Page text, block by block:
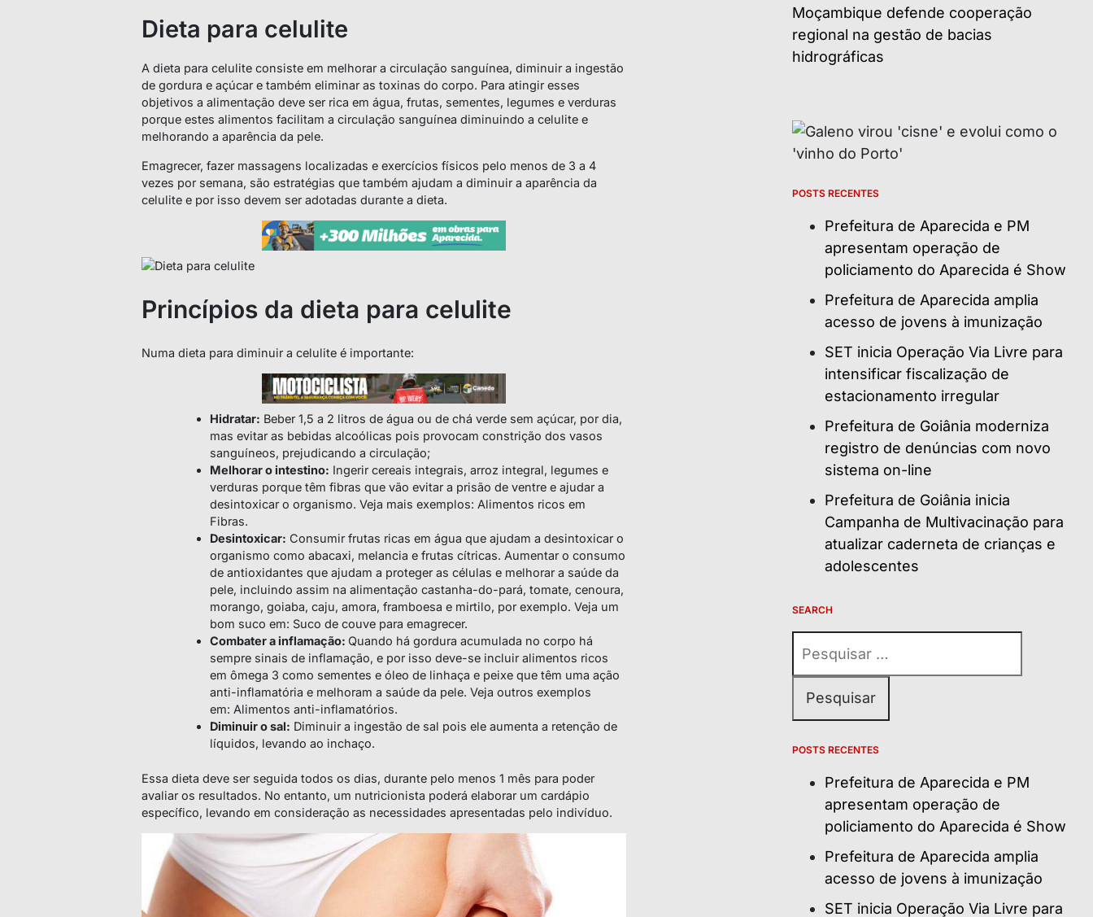
Dieta para celulite
A dieta para celulite consiste em melhorar a circulação sanguínea, diminuir a ingestão
de gordura e açúcar e também eliminar as toxinas do corpo. Para atingir esses
objetivos a alimentação deve ser rica em água, frutas, sementes, legumes e verduras
porque estes alimentos facilitam a circulação sanguínea diminuindo a celulite e
melhorando a aparência da pele.
Emagrecer, fazer massagens localizadas e exercícios físicos pelo menos de 3 a 4
vezes por semana, são estratégias que também ajudam a diminuir a aparência da
celulite e por isso devem ser adotadas durante a dieta.
Princípios da dieta para celulite
Numa dieta para diminuir a celulite é importante:
Hidratar: Beber 1,5 a 2 litros de água ou de chá verde sem açúcar, por dia,
mas evitar as bebidas alcoólicas pois provocam constrição dos vasos
sanguíneos, prejudicando a circulação;
Melhorar o intestino: Ingerir cereais integrais, arroz integral, legumes e
verduras porque têm fibras que vão evitar a prisão de ventre e ajudar a
desintoxicar o organismo. Veja mais exemplos: Alimentos ricos em
Fibras.
Desintoxicar: Consumir frutas ricas em água que ajudam a desintoxicar o
organismo como abacaxi, melancia e frutas cítricas. Aumentar o consumo
de antioxidantes que ajudam a proteger as células e melhorar a saúde da
pele, incluindo assim na alimentação castanha-do-pará, tomate, cenoura,
morango, goiaba, caju, amora, framboesa e mirtilo, por exemplo. Veja um
bom suco em: Suco de couve para emagrecer.
Combater a inflamação: Quando há gordura acumulada no corpo há
sempre sinais de inflamação, e por isso deve-se incluir alimentos ricos
em ômega 3 como sementes e óleo de linhaça e peixe que têm uma ação
anti-inflamatória e melhoram a saúde da pele. Veja outros exemplos
em: Alimentos anti-inflamatórios.
Diminuir o sal: Diminuir a ingestão de sal pois ele aumenta a retenção de
líquidos, levando ao inchaço.
Essa dieta deve ser seguida todos os dias, durante pelo menos 1 mês para poder
avaliar os resultados. No entanto, um nutricionista poderá elaborar um cardápio
específico, levando em consideração as necessidades apresentadas pelo indivíduo.
Moçambique defende cooperação
regional na gestão de bacias
hidrográficas
POSTS RECENTES
Prefeitura de Aparecida e PM
apresentam operação de
policiamento do Aparecida é Show
Prefeitura de Aparecida amplia
acesso de jovens à imunização
SET inicia Operação Via Livre para
intensificar fiscalização de
estacionamento irregular
Prefeitura de Goiânia moderniza
registro de denúncias com novo
sistema on-line
Prefeitura de Goiânia inicia
Campanha de Multivacinação para
atualizar caderneta de crianças e
adolescentes
SEARCH
por:
POSTS RECENTES
Prefeitura de Aparecida e PM
apresentam operação de
policiamento do Aparecida é Show
Prefeitura de Aparecida amplia
acesso de jovens à imunização
SET inicia Operação Via Livre para